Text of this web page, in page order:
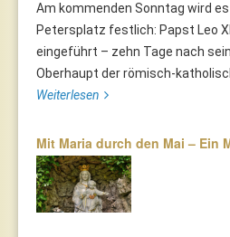
Am kommenden Sonntag wird
Petersplatz festlich: Papst Leo
eingeführt – zehn Tage nach
Oberhaupt der römisch-
Weiterlesen
Mit Maria durch den Mai – Ein